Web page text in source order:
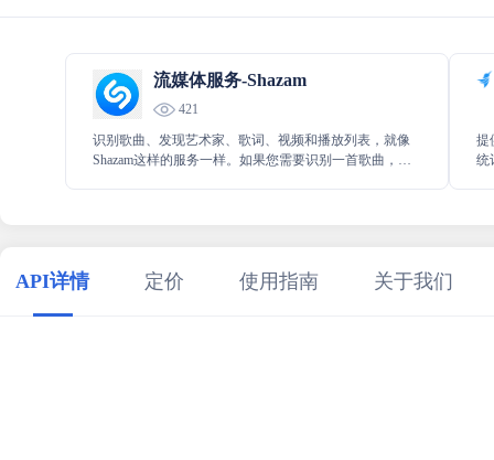
流媒体服务-Shazam
421
识别歌曲、发现艺术家、歌词、视频和播放列表，就像
Shazam这样的服务一样。如果您需要识别一首歌曲，只
提
统
API详情 定价 使用指南 关于我们